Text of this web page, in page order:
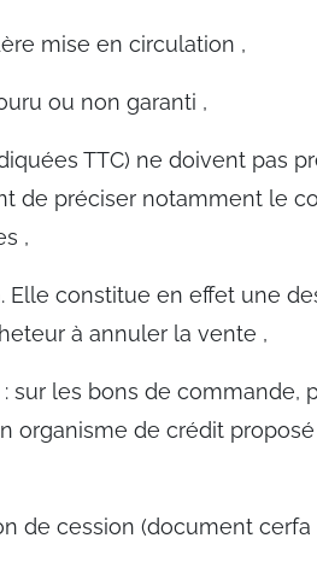
mise en circulation ,
ou non garanti ,
TTC) ne doivent pas
de préciser notamment le
,
Elle constitue en effet une
à annuler la vente ,
sur les bons de commande,
organisme de crédit
de cession (document cerfa